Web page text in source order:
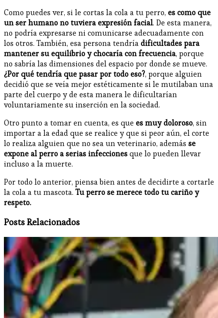
Como puedes ver, si le cortas la cola a tu perro, es como que
un ser humano no tuviera expresión facial. De esta manera,
no podría expresarse ni comunicarse adecuadamente con
los otros. También, esa persona tendríadificultades para
mantener su equilibrio y chocaría con frecuencia, porque
no sabría las dimensiones del espacio por donde se mueve.
¿Por qué tendría que pasar por todo eso?, porque alguien
decidió que se veía mejor estéticamente si le mutilaban una
parte del cuerpo y de esta manera le dificultarían
voluntariamente su inserción en la sociedad.
Otro punto a tomar en cuenta, es que es muy doloroso, sin
importar a la edad que se realice y que si peor aún, el corte
lo realiza alguien que no sea un veterinario, además se
expone al perro a serias infeccionesque lo pueden llevar
incluso a la muerte.
Por todo lo anterior, piensa bien antes de decidirte a cortarle
la cola a tu mascota. Tu perro se merece todo tu cariño y
respeto.
Posts Relacionados